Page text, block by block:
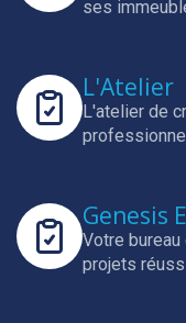
ses
L'Atelier
L'atelier de
Genesis
Votre
projets